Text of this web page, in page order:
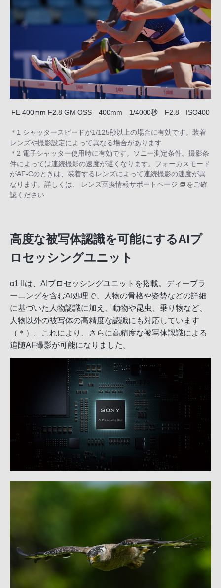
FE 400mm F2.8 GM OSS 400mm 1/4000秒 F2.8 ISO400
＊1 シャッタースピードが1/125秒以上の場合に有効です。装着
レンズや撮影設定によって異なる場合があります
＊2 電子シャッター使用時に有効です。ソニー測定条件。撮影条
件によっては連続撮影の速度が遅くなります。フォーカスモード
がAF-Cのときは、装着するレンズによって連続撮影の速度が異
なります。詳しくは、
レンズ互換情報サポートページ
をご確
認ください
高度な被写体認識を可能にするAIプ
ロセッシングユニット
α1 IIは、AIプロセッシングユニットを搭載。ディープラ
ーニングを含むAI処理で、人物の骨格や姿勢などの詳細
に基づいた人物認識に加え、動物や昆虫、乗り物など、
人物以外の被写体の高精度な認識にも対応しています
（＊）。これにより、さらに高精度な被写体認識による
追随AF撮影が可能になりました。